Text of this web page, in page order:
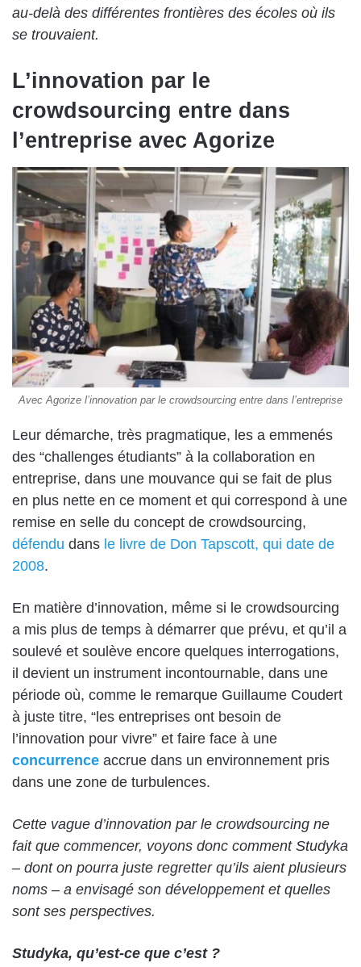
au-delà des différentes frontières des écoles où ils
se trouvaient.
L’innovation par le
crowdsourcing entre dans
l’entreprise avec Agorize
Avec Agorize l’innovation par le crowdsourcing entre dans l’entreprise
Leur démarche, très pragmatique, les a emmenés
des “challenges étudiants” à la collaboration en
entreprise, dans une mouvance qui se fait de plus
en plus nette en ce moment et qui correspond à une
remise en selle du concept de crowdsourcing,
défendu dans le livre de Don Tapscott, qui date de
2008.
En matière d’innovation, même si le crowdsourcing
a mis plus de temps à démarrer que prévu, et qu’il a
soulevé et soulève encore quelques interrogations,
il devient un instrument incontournable, dans une
période où, comme le remarque Guillaume Coudert
à juste titre, “les entreprises ont besoin de
l’innovation pour vivre” et faire face à une
concurrence accrue dans un environnement pris
dans une zone de turbulences.
Cette vague d’innovation par le crowdsourcing ne
fait que commencer, voyons donc comment Studyka
– dont on pourra juste regretter qu’ils aient plusieurs
noms – a envisagé son développement et quelles
sont ses perspectives.
Studyka, qu’est-ce que c’est ?